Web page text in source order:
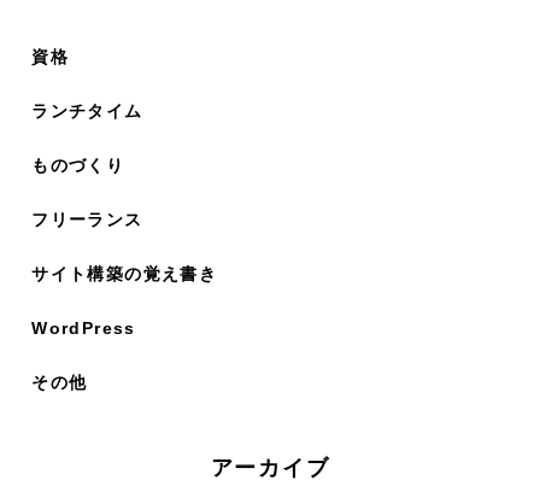
資格
ランチタイム
ものづくり
フリーランス
サイト構築の覚え書き
WordPress
その他
アーカイブ